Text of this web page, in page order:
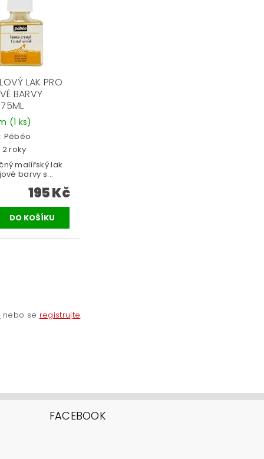
LAK PRO
BARVY
(1 ks)
Pébéo
2 roky
malířský lak
barvy s...
195 Kč
nebo se registrujte.
FACEBOOK